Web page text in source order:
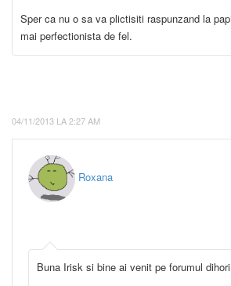
Sper ca nu o sa va plictisiti raspunzand la
mai perfectionista de fel.
04/11/2013 LA 2:27 AM
Roxana
Buna Irisk si bine ai venit pe forumul